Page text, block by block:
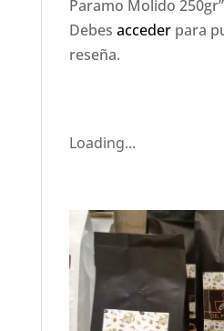
Paramo Molido 250gr”
Debes accederpara
reseña.
Loading...